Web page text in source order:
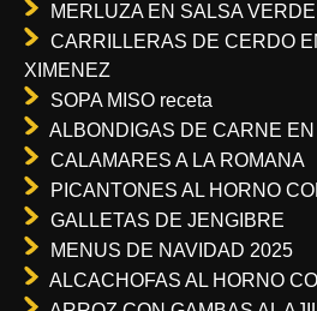
MERLUZA EN SALSA
CARRILLERAS DE CERDO
XIMENEZ
SOPA MISO receta
ALBONDIGAS DE CARNE
CALAMARES A LA ROMANA
PICANTONES AL HORNO
GALLETAS DE JENGIBRE
MENUS DE NAVIDAD 2025
ALCACHOFAS AL HORNO